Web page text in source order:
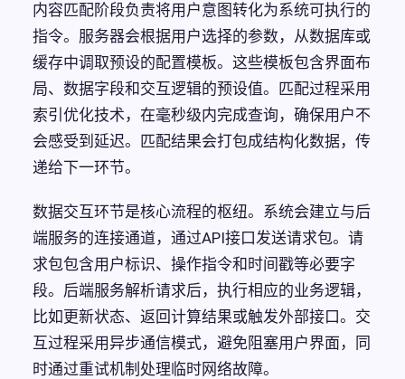
内容匹配阶段负责将用户意图转化为系统可执行的
指令。服务器会根据用户选择的参数，从数据库或
缓存中调取预设的配置模板。这些模板包含界面布
局、数据字段和交互逻辑的预设值。匹配过程采用
索引优化技术，在毫秒级内完成查询，确保用户不
会感受到延迟。匹配结果会打包成结构化数据，传
递给下一环节。
数据交互环节是核心流程的枢纽。系统会建立与后
端服务的连接通道，通过API接口发送请求包。请
求包包含用户标识、操作指令和时间戳等必要字
段。后端服务解析请求后，执行相应的业务逻辑，
比如更新状态、返回计算结果或触发外部接口。交
互过程采用异步通信模式，避免阻塞用户界面，同
时通过重试机制处理临时网络故障。